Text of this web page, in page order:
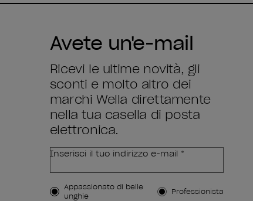
Avete un'e-mail
Ricevi le ultime novità, gli
sconti e molto altro dei
marchi Wella direttamente
nella tua casella di posta
elettronica.
Inserisci il tuo indirizzo e-mail *
Tipo di cliente
Appassionato di belle
unghie
Professionista